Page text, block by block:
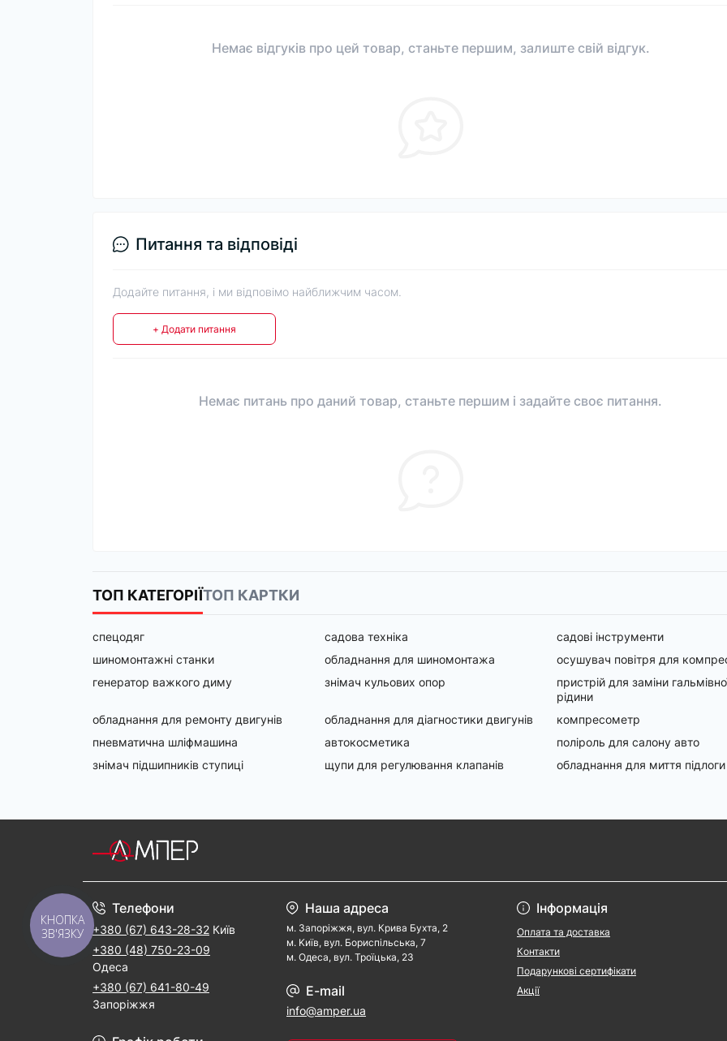
Немає відгуків про цей товар, станьте першим, залиште свій відгук.
Питання та відповіді
Додайте питання, і ми відповімо найближчим часом.
+ Додати питання
Немає питань про даний товар, станьте першим і задайте своє питання.
ТОП КАТЕГОРІЇТОП КАРТКИ
спецодяг садова техніка
садові інструменти
шиномонтажні станки
обладнання для шиномонтажа
осушувач повітря для
генератор важкого диму
знімач кульових опор
пристрій для заміни
рідини
обладнання для ремонту двигунів
обладнання для діагностики двигунів
компресометр
пневматична шліфмашина
автокосметика
поліроль для салону авто
знімач підшипників ступиці
щупи для регулювання клапанів обладнання для миття підлоги
Телефони
+380 (67) 643-28-32 Київ
+380 (48) 750-23-09
Одеса
+380 (67) 641-80-49
Запоріжжя
Наша адреса
м. Запорiжжя, вул. Крива Бухта, 2
м. Kиїв, вул. Бориспільська, 7
м. Одеса, вул. Троїцька, 23
E-mail
info@amper.ua
Інформація
Оплата та доставка
Контакти
Подарункові сертифікати
Акції
КНОПКА
ЗВ'ЯЗКУ